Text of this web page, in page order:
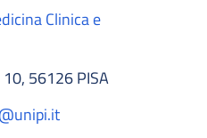
Clinica e
10, 56126 PISA